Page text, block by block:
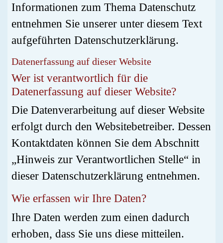
Informationen zum Thema Datenschutz
entnehmen Sie unserer unter diesem Text
aufgeführten Datenschutzerklärung.
Datenerfassung auf dieser Website
Wer ist verantwortlich für die
Datenerfassung auf dieser Website?
Die Datenverarbeitung auf dieser Website
erfolgt durch den Websitebetreiber. Dessen
Kontaktdaten können Sie dem Abschnitt
„Hinweis zur Verantwortlichen Stelle“ in
dieser Datenschutzerklärung entnehmen.
Wie erfassen wir Ihre Daten?
Ihre Daten werden zum einen dadurch
erhoben, dass Sie uns diese mitteilen.